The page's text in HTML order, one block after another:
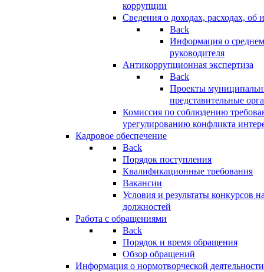
коррупции
Сведения о доходах, расходах, об
Back
Информация о
руководителя
Антикоррупционная экспертиза
Back
Проекты
представительные
Комиссия по соблюдению
урегулированию конфликта
Кадровое обеспечение
Back
Порядок поступления
Квалификационные требования
Вакансии
Условия и результаты конкурсов
должностей
Работа с обращениями
Back
Порядок и время обращения
Обзор обращений
Информация о нормотворческой деятельности